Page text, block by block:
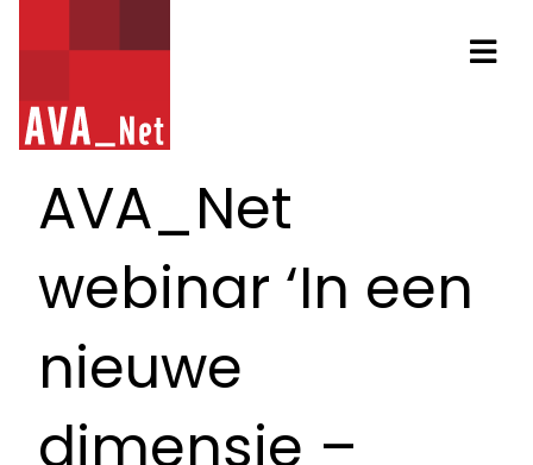
AVA_NET
AVA_Net
webinar ‘In een
nieuwe
dimensie –